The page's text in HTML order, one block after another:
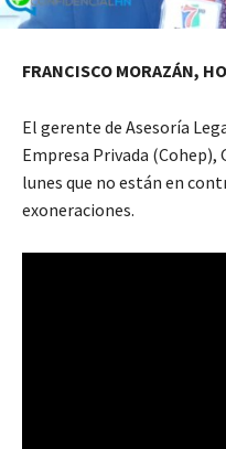
FRANCISCO MORAZÁN,
El gerente de Asesoría
Empresa Privada
lunes que no están en
exoneraciones.